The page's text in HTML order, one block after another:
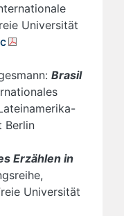
Universität
Brasil
Berlin
Erzählen in
Universität